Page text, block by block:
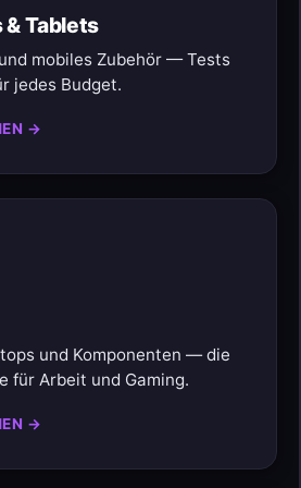
Tablets
mobiles Zubehör — Tests
jedes Budget.
→
und Komponenten — die
für Arbeit und Gaming.
→